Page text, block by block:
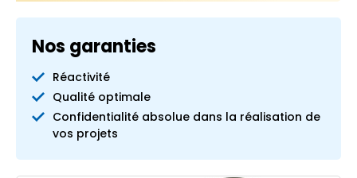
Nos garanties
Réactivité
Qualité optimale
Confidentialité absolue dans la réalisation de
vos projets